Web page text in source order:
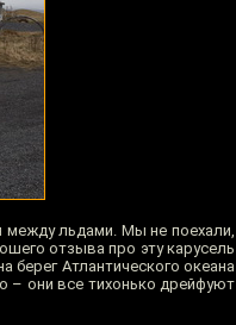
между льдами. Мы не поехали,
отзыва про эту карусель
берег Атлантического океана
– они все тихонько дрейфуют